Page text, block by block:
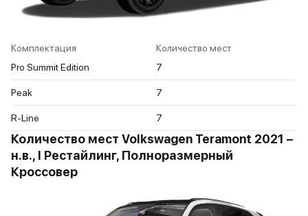
Комплектация
Количество мест
Pro Summit Edition
7
Peak 7
R-Line 7
Количество мест Volkswagen Teramont 2021 –
н.в., I Рестайлинг, Полноразмерный
Кроссовер